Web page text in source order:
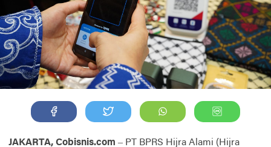
JAKARTA, Cobisnis.com – PT BPRS Hijra Alami (Hijra